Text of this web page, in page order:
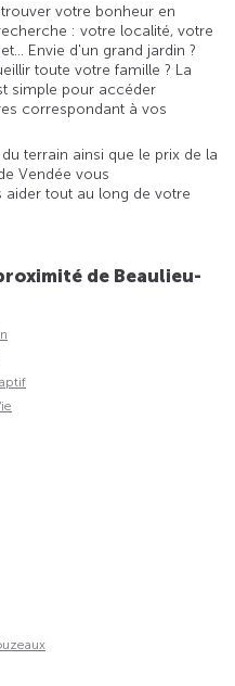
votre bonheur en
: votre localité, votre
Envie d'un grand jardin ?
toute votre famille ? La
simple pour accéder
correspondant à vos
terrain ainsi que le prix de la
Vendée vous
tout au long de votre
de Beaulieu-